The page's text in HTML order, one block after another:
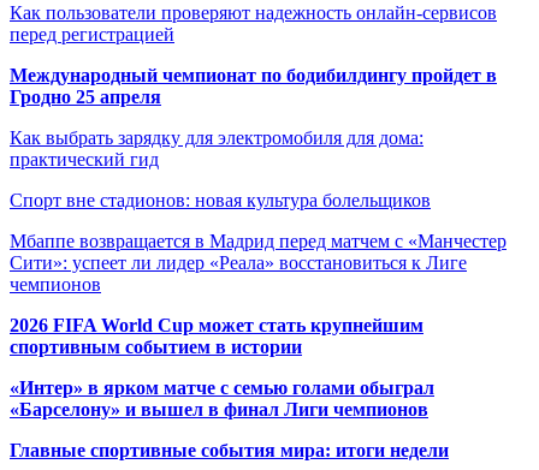
Как пользователи проверяют надежность онлайн-сервисов
перед регистрацией
Международный чемпионат по бодибилдингу пройдет в
Гродно 25 апреля
Как выбрать зарядку для электромобиля для дома:
практический гид
Спорт вне стадионов: новая культура болельщиков
Мбаппе возвращается в Мадрид перед матчем с «Манчестер
Сити»: успеет ли лидер «Реала» восстановиться к Лиге
чемпионов
2026 FIFA World Cup может стать крупнейшим
спортивным событием в истории
«Интер» в ярком матче с семью голами обыграл
«Барселону» и вышел в финал Лиги чемпионов
Главные спортивные события мира: итоги недели